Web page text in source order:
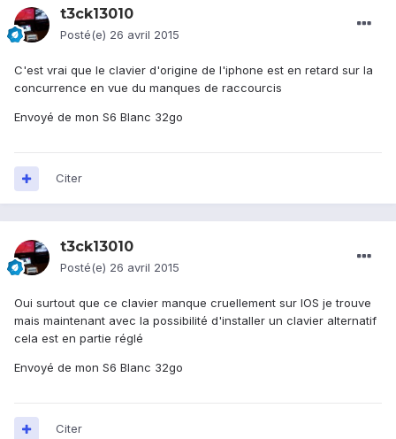
t3ck13010
Posté(e) 26 avril 2015
C'est vrai que le clavier d'origine de l'iphone est en retard sur la
concurrence en vue du manques de raccourcis
Envoyé de mon S6 Blanc 32go
Citer
t3ck13010
Posté(e) 26 avril 2015
Oui surtout que ce clavier manque cruellement sur IOS je trouve
mais maintenant avec la possibilité d'installer un clavier alternatif
cela est en partie réglé
Envoyé de mon S6 Blanc 32go
Citer